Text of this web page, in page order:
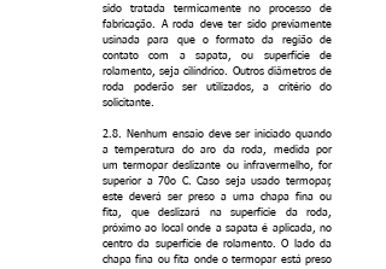
sido tratada termicamente no processo de
fabricação. A roda deve ter sido previamente
usinada para que o formato da região de
contato com a sapata, ou superfície de
rolamento, seja cilíndrico. Outros diâmetros de
roda poderão ser utilizados, a critério do
solicitante.
2.8. Nenhum ensaio deve ser iniciado quando
a temperatura do aro da roda, medida por
um termopar deslizante ou infravermelho, for
superior a 70o C. Caso seja usado termopar,
este deverá ser preso a uma chapa fina ou
fita, que deslizará na superfície da roda,
próximo ao local onde a sapata é aplicada, no
centro da superfície de rolamento. O lado da
chapa fina ou fita onde o termopar está preso